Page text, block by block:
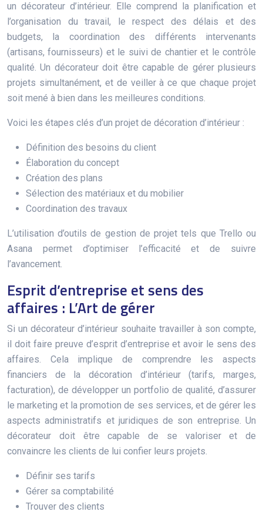
un décorateur d’intérieur. Elle comprend la planification et
l’organisation du travail, le respect des délais et des
budgets, la coordination des différents intervenants
(artisans, fournisseurs) et le suivi de chantier et le contrôle
qualité. Un décorateur doit être capable de gérer plusieurs
projets simultanément, et de veiller à ce que chaque projet
soit mené à bien dans les meilleures conditions.
Voici les étapes clés d’un projet de décoration d’intérieur :
Définition des besoins du client
Élaboration du concept
Création des plans
Sélection des matériaux et du mobilier
Coordination des travaux
L’utilisation d’outils de gestion de projet tels que Trello ou
Asana permet d’optimiser l’efficacité et de suivre
l’avancement.
Esprit d’entreprise et sens des
affaires : L’Art de gérer
Si un décorateur d’intérieur souhaite travailler à son compte,
il doit faire preuve d’esprit d’entreprise et avoir le sens des
affaires. Cela implique de comprendre les aspects
financiers de la décoration d’intérieur (tarifs, marges,
facturation), de développer un portfolio de qualité, d’assurer
le marketing et la promotion de ses services, et de gérer les
aspects administratifs et juridiques de son entreprise. Un
décorateur doit être capable de se valoriser et de
convaincre les clients de lui confier leurs projets.
Définir ses tarifs
Gérer sa comptabilité
Trouver des clients